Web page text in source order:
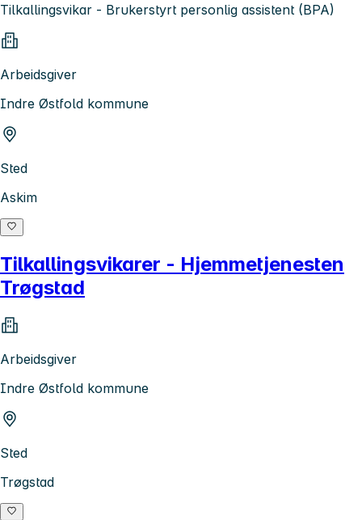
Tilkallingsvikar - Brukerstyrt personlig assistent (BPA)
Arbeidsgiver
Indre Østfold kommune
Sted
Askim
Tilkallingsvikarer - Hjemmetjenesten
Trøgstad
Arbeidsgiver
Indre Østfold kommune
Sted
Trøgstad